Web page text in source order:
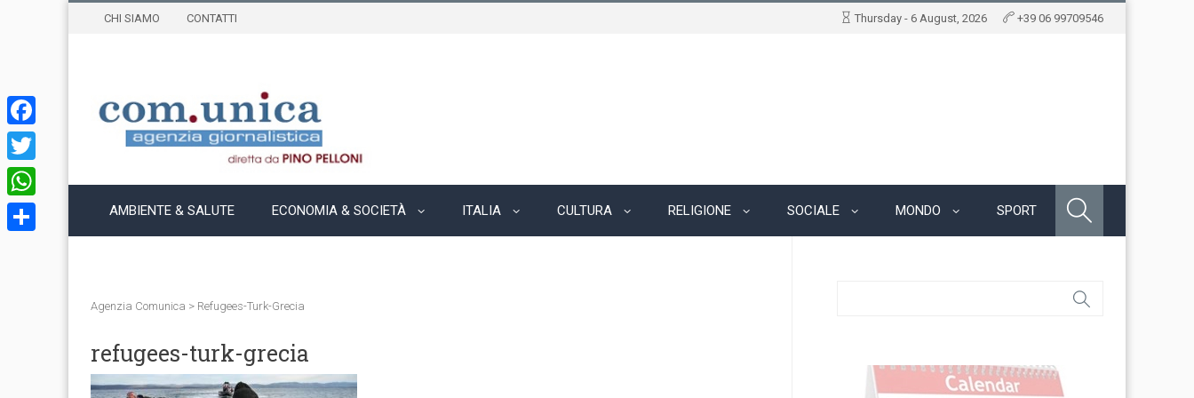
CHI SIAMO CONTATTI Thursday - 6 August, 2026 +39 06 99709546
AMBIENTE & SALUTE ECONOMIA & SOCIETÀ ITALIA CULTURA RELIGIONE SOCIALE MONDO SPORT
Agenzia Comunica > Refugees-Turk-Grecia
refugees-turk-grecia
Facebook
Twitter
WhatsApp